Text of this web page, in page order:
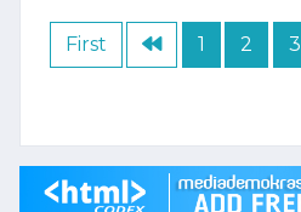
First 1 2 3